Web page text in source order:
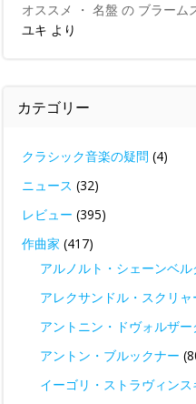
オススメ ・ 名盤 の ブラーム
ユキ より
カテゴリー
クラシック音楽の疑問 (4)
ニュース (32)
レビュー (395)
作曲家 (417)
アルノルト・シェーンベル
アレクサンドル・スクリャ
アントニン・ドヴォルザー
アントン・ブルックナー
イーゴリ・ストラヴィンス